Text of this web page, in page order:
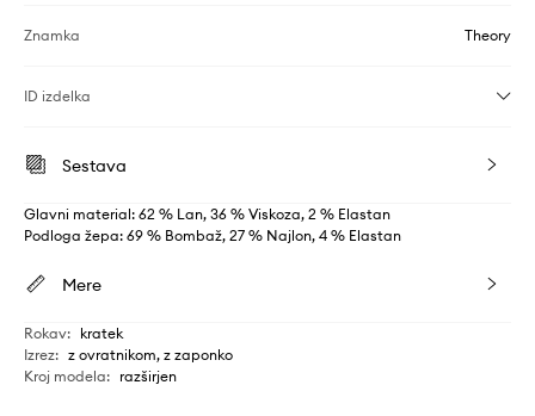
Znamka Theory
ID izdelka
Sestava
Glavni material: 62 % Lan, 36 % Viskoza, 2 % Elastan
Podloga žepa: 69 % Bombaž, 27 % Najlon, 4 % Elastan
Mere
Rokav: kratek
Izrez: z ovratnikom, z zaponko
Kroj modela: razširjen